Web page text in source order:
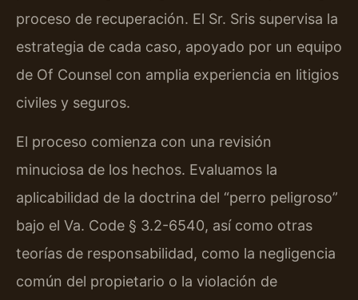
proceso de recuperación. El Sr. Sris supervisa la
estrategia de cada caso, apoyado por un equipo
de Of Counsel con amplia experiencia en litigios
civiles y seguros.
El proceso comienza con una revisión
minuciosa de los hechos. Evaluamos la
aplicabilidad de la doctrina del “perro peligroso”
bajo el Va. Code § 3.2-6540, así como otras
teorías de responsabilidad, como la negligencia
común del propietario o la violación de